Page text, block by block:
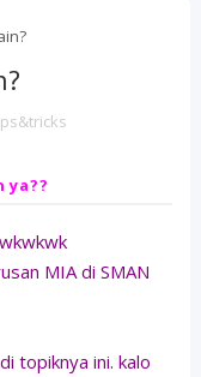
ya??
MIA di SMAN
topiknya ini. kalo